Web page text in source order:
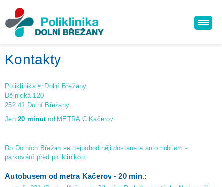
Kontakty
Poliklinika Dolní Břežany
Dělnická 120
252 41 Dolní Břežany
Jen20 minutod METRA C Kačerov
Do Dolních Břežan se nejpohodlněji dostanete automobilem -
parkování před poliklinikou.
Autobusem od metra Kačerov - 20 min.: